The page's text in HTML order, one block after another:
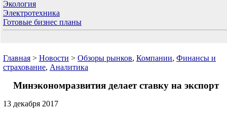
Экология
Электротехника
Готовые бизнес планы
Главная > Новости > Обзоры рынков, Компании, Финансы и
страхование, Аналитика
Минэкономразвития делает ставку на экспорт
13 декабря 2017